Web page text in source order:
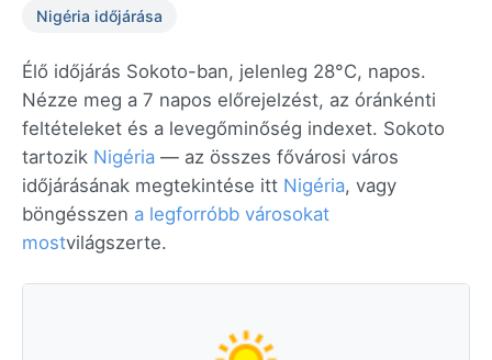
Nigéria időjárása
Élő időjárás Sokoto-ban, jelenleg 28°C, napos.
Nézze meg a 7 napos előrejelzést, az óránkénti
feltételeket és a levegőminőség indexet. Sokoto
tartozik Nigéria — az összes fővárosi város
időjárásának megtekintése itt Nigéria, vagy
böngésszen a legforróbb városokat
mostvilágszerte.